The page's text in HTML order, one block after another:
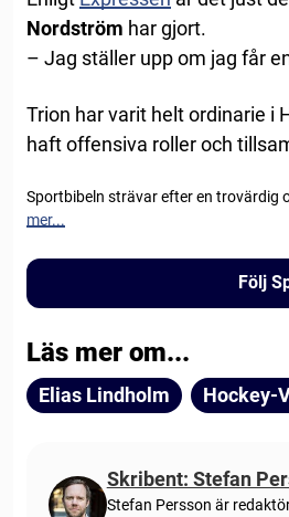
Nordström har gjort.
– Jag ställer upp om jag får
Trion har varit helt ordinarie i
haft offensiva roller och
Sportbibeln strävar efter en trovärdig
mer...
Följ
Läs mer om...
Elias Lindholm Hockey-
Skribent: Stefan
Stefan Persson är